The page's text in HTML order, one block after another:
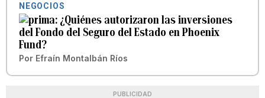
NEGOCIOS
¿Quiénes autorizaron las inversiones
del Fondo del Seguro del Estado en Phoenix
Fund?
Por Efraín Montalbán Ríos
PUBLICIDAD